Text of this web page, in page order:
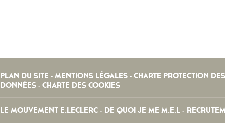
PLAN DU SITE - MENTIONS LÉGALES - CHARTE PROTECTION DES
DONNÉES - CHARTE DES COOKIES
LE MOUVEMENT E.LECLERC - DE QUOI JE ME M.E.L -